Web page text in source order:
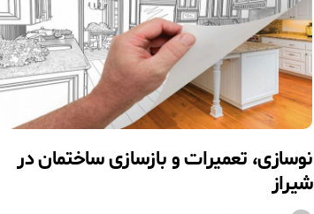
نوسازی، تعمیرات و بازسازی ساختمان در
شیراز